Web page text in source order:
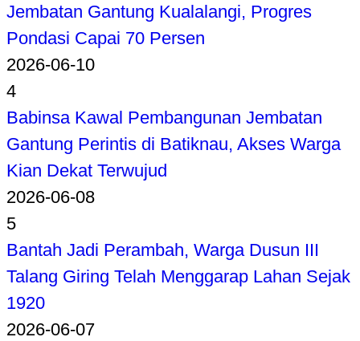
Jembatan Gantung Kualalangi, Progres
Pondasi Capai 70 Persen
2026-06-10
4
Babinsa Kawal Pembangunan Jembatan
Gantung Perintis di Batiknau, Akses Warga
Kian Dekat Terwujud
2026-06-08
5
Bantah Jadi Perambah, Warga Dusun III
Talang Giring Telah Menggarap Lahan Sejak
1920
2026-06-07